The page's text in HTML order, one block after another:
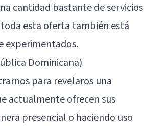
cantidad bastante de servicios
esta oferta también está
experimentados.
Dominicana)
para revelaros una
actualmente ofrecen sus
presencial o haciendo uso